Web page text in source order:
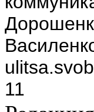
11